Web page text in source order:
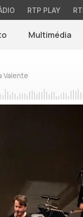
RTP PLAY
Multimédia
Valente